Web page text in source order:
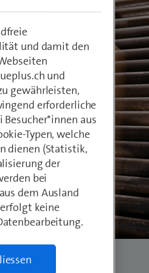
und damit den
und
gewährleisten,
erforderliche
Besucher*innen aus
Typen, welche
dienen (Statistik,
der
bei
dem Ausland
keine